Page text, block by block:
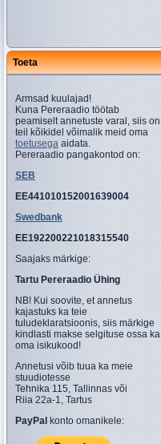
Toeta
Armsad kuulajad!
Kuna Pereraadio töötab
peamiselt annetuste varal, siis on
teil kõikidel võimalik meid oma
toetusega aidata.
Pereraadio pangakontod on:
SEB
EE441010152001639004
Swedbank
EE192200221018315540
Saajaks märkige:
Tartu Pereraadio Ühing
NB! Kui soovite, et annetus
kajastuks ka teie
tuludeklaratsioonis, siis märkige
kindlasti makse selgituse ossa ka
oma isikukood!
Annetusi võib tuua ka meie
stuudiotesse
Tehnika 115, Tallinnas või
Riia 22a-1, Tartus
PayPal konto omanikele: